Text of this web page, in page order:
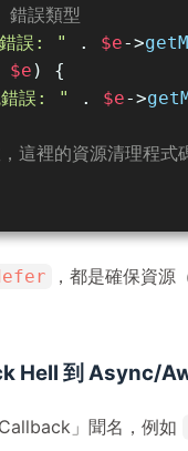
誤類型
誤: " . $e->
$e ) {
錯誤: " . $e->
這裡的資源清理程式
，都是確保資
Hell 到 Async/
」聞名，例如